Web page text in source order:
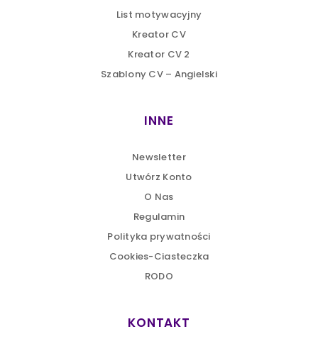
List motywacyjny
Kreator CV
Kreator CV 2
Szablony CV – Angielski
INNE
Newsletter
Utwórz Konto
O Nas
Regulamin
Polityka prywatności
Cookies-Ciasteczka
RODO
KONTAKT